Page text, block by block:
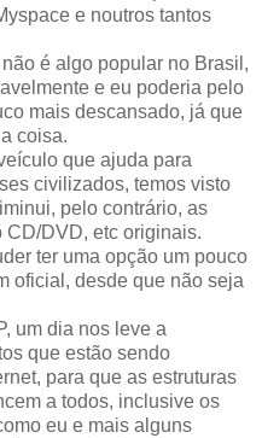
e noutros tantos
é algo popular no Brasil,
e eu poderia pelo
mais descansado, já que
coisa.
que ajuda para
civilizados, temos visto
pelo contrário, as
CD/DVD, etc originais.
ter uma opção um pouco
oficial, desde que não seja
um dia nos leve a
que estão sendo
para que as estruturas
a todos, inclusive os
eu e mais alguns